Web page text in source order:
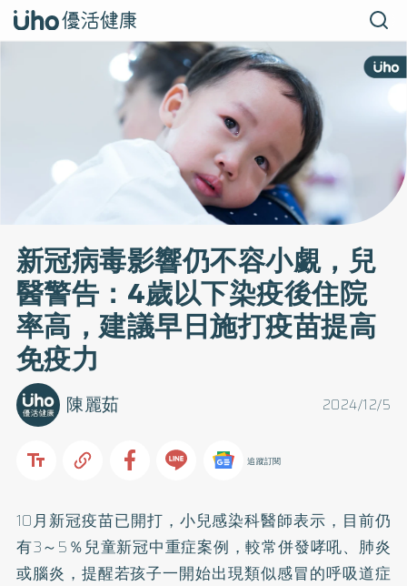
新冠病毒影響仍不容小覷，兒
醫警告：4歲以下染疫後住院
率高，建議早日施打疫苗提高
免疫力
2024/12/5
陳麗茹
追蹤訂閱
10月新冠疫苗已開打，小兒感染科醫師表示，目前仍
有3～5％兒童新冠中重症案例，較常併發哮吼、肺炎
或腦炎，提醒若孩子一開始出現類似感冒的呼吸道症